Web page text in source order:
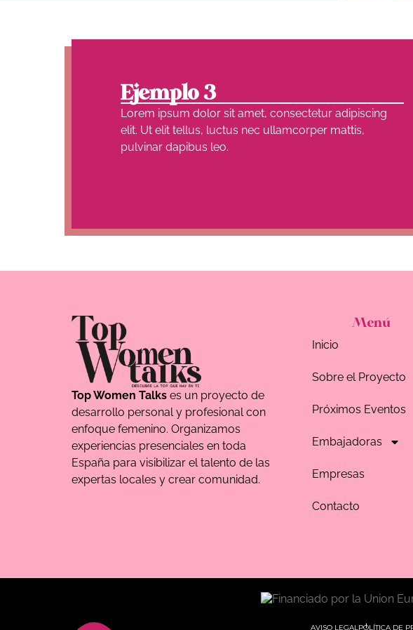
Ejemplo 3
Lorem ipsum dolor sit amet, consectetur adipiscing
elit. Ut elit tellus, luctus nec ullamcorper mattis,
pulvinar dapibus leo.
Top Women Talks es un proyecto de
desarrollo personal y profesional con
enfoque femenino. Organizamos
experiencias presenciales en toda
España para visibilizar el talento de las
expertas locales y crear comunidad.
Menú
Inicio
Sobre el Proyecto
Próximos Eventos
Embajadoras
Empresas
Contacto
AVISO LEGALPOLÍTICA DE